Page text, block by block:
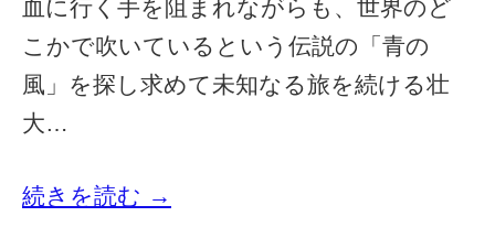
血に行く手を阻まれながらも、世界のど
こかで吹いているという伝説の「青の
風」を探し求めて未知なる旅を続ける壮
大…
続きを読む →